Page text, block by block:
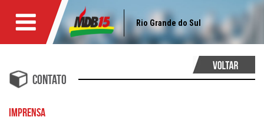
Rio Grande do Sul
Contato
IMPRENSA